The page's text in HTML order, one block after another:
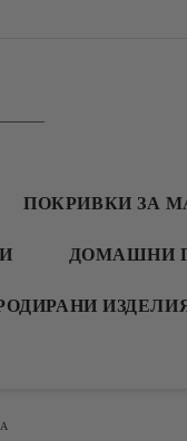
ПОКРИВКИ ЗА
ДОМАШНИ